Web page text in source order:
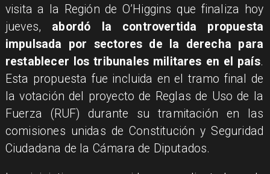
visita a la Región de O’Higgins que finaliza hoy
jueves, abordó la controvertida propuesta
impulsada por sectores de la derecha para
restablecer los tribunales militares en el país.
Esta propuesta fue incluida en el tramo final de
la votación del proyecto de Reglas de Uso de la
Fuerza (RUF) durante su tramitación en las
comisiones unidas de Constitución y Seguridad
Ciudadana de la Cámara de Diputados.